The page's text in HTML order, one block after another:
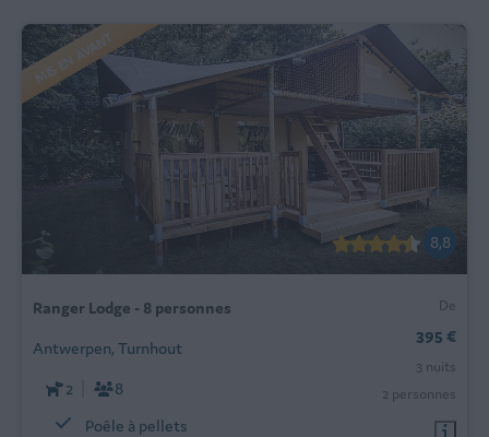
MIS EN AVANT
8,8
De
395 €
3 nuits
2 personnes
Ranger Lodge - 8 personnes
Antwerpen, Turnhout
2
8
Poêle à pellets